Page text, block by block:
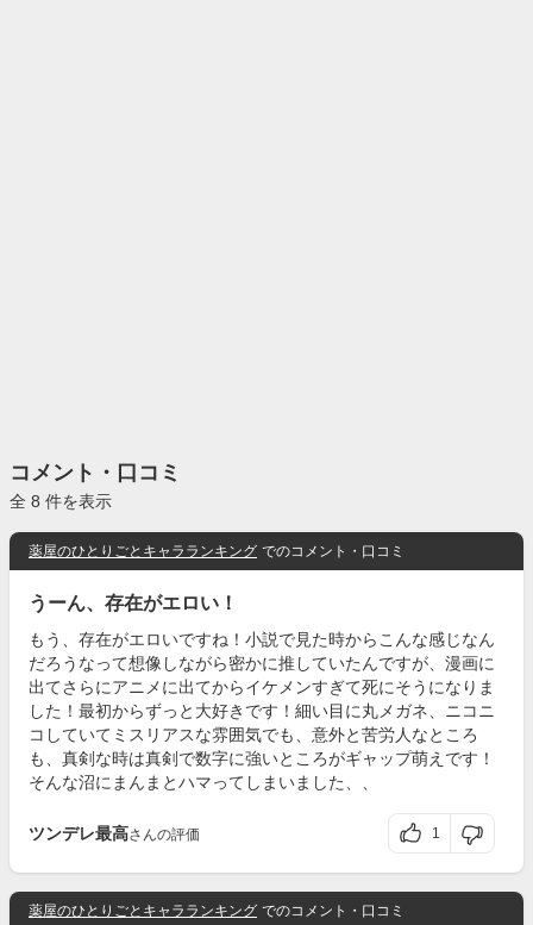
コメント・口コミ
全 8 件を表示
薬屋のひとりごとキャラランキング でのコメント・口コミ
うーん、存在がエロい！
もう、存在がエロいですね！小説で見た時からこんな感じなん
だろうなって想像しながら密かに推していたんですが、漫画に
出てさらにアニメに出てからイケメンすぎて死にそうになりま
した！最初からずっと大好きです！細い目に丸メガネ、ニコニ
コしていてミスリアスな雰囲気でも、意外と苦労人なところ
も、真剣な時は真剣で数字に強いところがギャップ萌えです！
そんな沼にまんまとハマってしまいました、、
ツンデレ最高さんの評価 1
薬屋のひとりごとキャラランキング でのコメント・口コミ